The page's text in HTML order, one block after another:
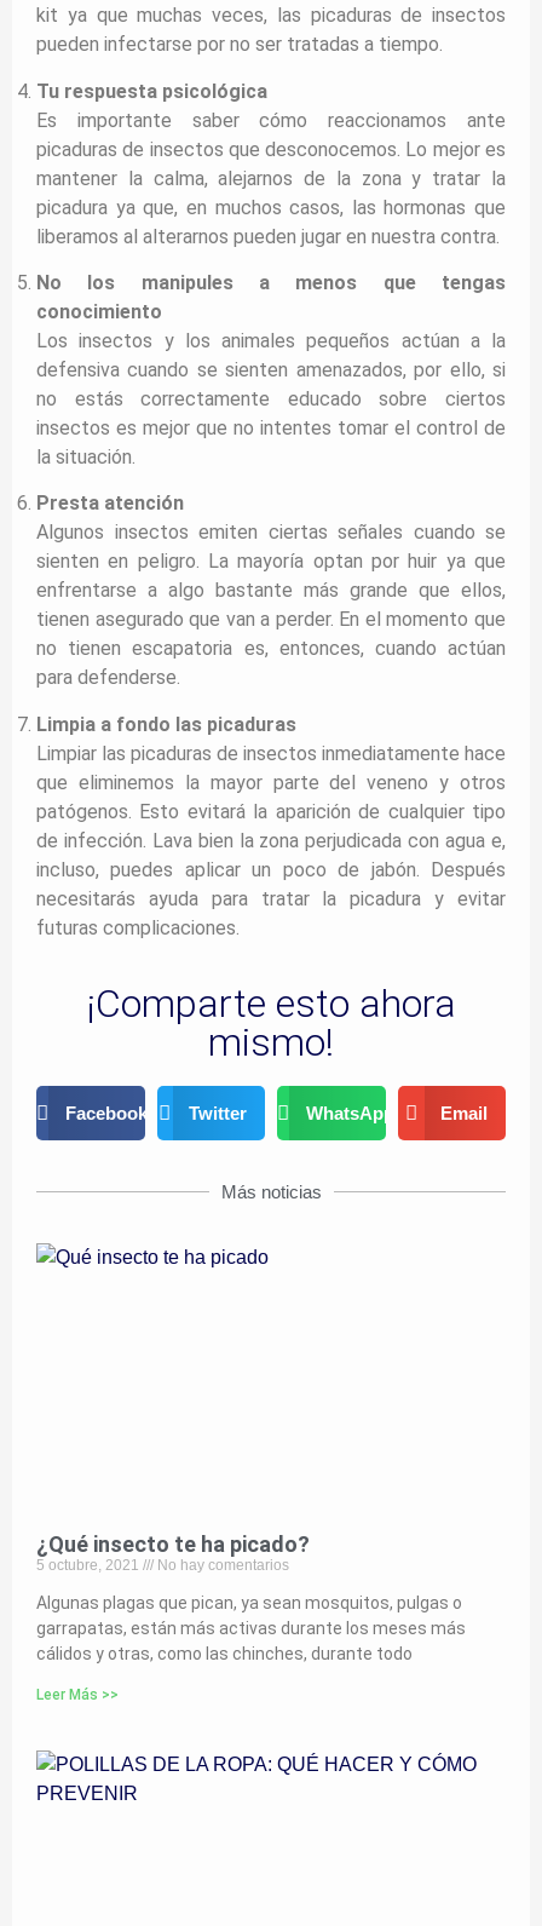
kit ya que muchas veces, las picaduras de insectos
pueden infectarse por no ser tratadas a tiempo.
Tu respuesta psicológica
Es importante saber cómo reaccionamos ante
picaduras de insectos que desconocemos. Lo mejor es
mantener la calma, alejarnos de la zona y tratar la
picadura ya que, en muchos casos, las hormonas que
liberamos al alterarnos pueden jugar en nuestra contra.
No los manipules a menos que tengas
conocimiento
Los insectos y los animales pequeños actúan a la
defensiva cuando se sienten amenazados, por ello, si
no estás correctamente educado sobre ciertos
insectos es mejor que no intentes tomar el control de
la situación.
Presta atención
Algunos insectos emiten ciertas señales cuando se
sienten en peligro. La mayoría optan por huir ya que
enfrentarse a algo bastante más grande que ellos,
tienen asegurado que van a perder. En el momento que
no tienen escapatoria es, entonces, cuando actúan
para defenderse.
Limpia a fondo las picaduras
Limpiar las picaduras de insectos inmediatamente hace
que eliminemos la mayor parte del veneno y otros
patógenos. Esto evitará la aparición de cualquier tipo
de infección. Lava bien la zona perjudicada con agua e,
incluso, puedes aplicar un poco de jabón. Después
necesitarás ayuda para tratar la picadura y evitar
futuras complicaciones.
¡Comparte esto ahora
mismo!
Facebook Twitter WhatsApp Email
Más noticias
¿Qué insecto te ha picado?
5 octubre, 2021 No hay comentarios
Algunas plagas que pican, ya sean mosquitos, pulgas o
garrapatas, están más activas durante los meses más
cálidos y otras, como las chinches, durante todo
Leer Más >>